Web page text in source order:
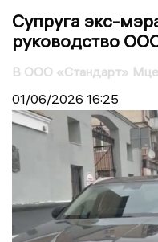
Супруга экс-
руководство
В ООО «Стандарт»
01/06/2026 16:25